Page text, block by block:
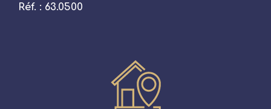
Réf. : 63.0500